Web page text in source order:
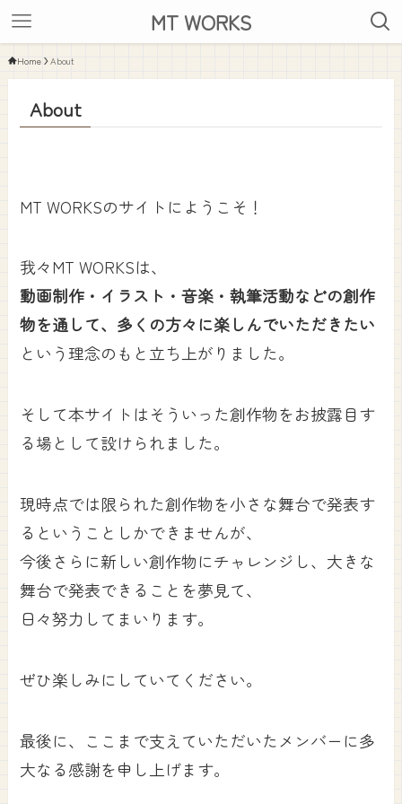
MT WORKS
Home About
About
MT WORKSのサイトにようこそ！
我々MT WORKSは、
動画制作・イラスト・音楽・執筆活動などの創作
物を通して、多くの方々に楽しんでいただきたい
という理念のもと立ち上がりました。
そして本サイトはそういった創作物をお披露目す
る場として設けられました。
現時点では限られた創作物を小さな舞台で発表す
るということしかできませんが、
今後さらに新しい創作物にチャレンジし、大きな
舞台で発表できることを夢見て、
日々努力してまいります。
ぜひ楽しみにしていてください。
最後に、ここまで支えていただいたメンバーに多
大なる感謝を申し上げます。